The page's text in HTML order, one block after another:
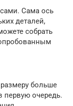
Сама ось
деталей,
собрать
больше
первую очередь.